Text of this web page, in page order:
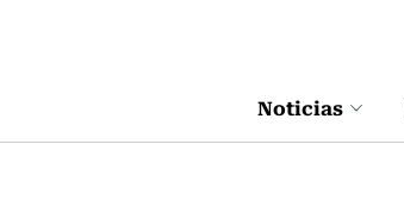
Noticias